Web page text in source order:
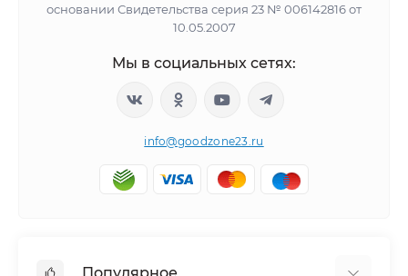
основании Свидетельства серия 23 № 006142816 от
10.05.2007
Мы в социальных сетях:
info@goodzone23.ru